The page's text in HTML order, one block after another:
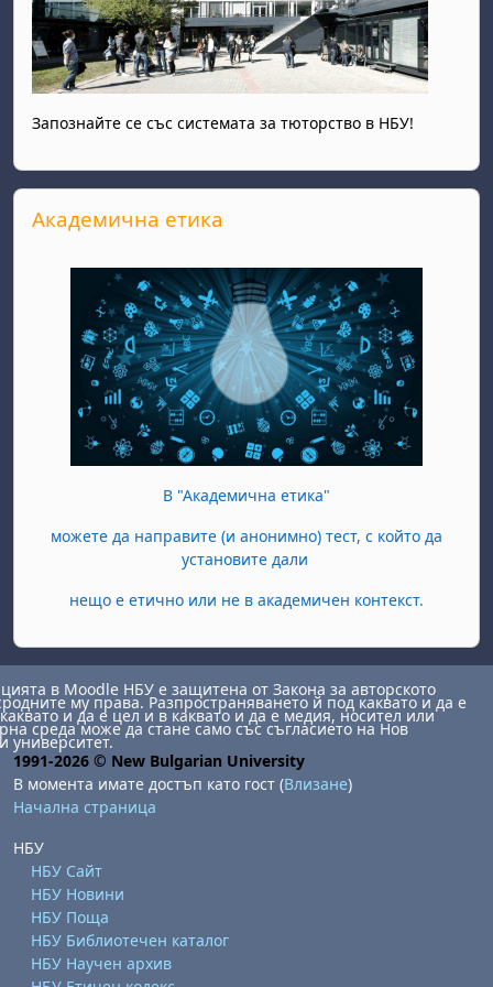
Запознайте се със системата за тюторство в НБУ!
Прескочи Академична етика
Академична етика
В "Академична етика"
можете да направите (и анонимно) тест, с който да
установите дали
нещо е етично или не в академичен контекст.
в Moodle НБУ е защитена от Закона за авторското
му права. Разпространяването й под каквато и да е
и да е цел и в каквато и да е медия, носител или
среда може да стане само със съгласието на Нов
университет.
1991-2026 © New Bulgarian University
В момента имате достъп като гост (Влизане)
Начална страница
НБУ
НБУ Сайт
НБУ Новини
НБУ Поща
НБУ Библиотечен каталог
НБУ Научен архив